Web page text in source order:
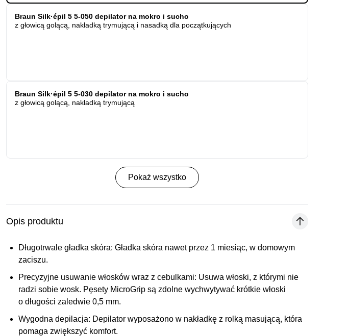
Braun Silk·épil 5 5-050 depilator na mokro i sucho
z głowicą golącą, nakładką trymującą i nasadką dla początkujących
Braun Silk·épil 5 5-030 depilator na mokro i sucho
z głowicą golącą, nakładką trymującą
Pokaż wszystko
Opis produktu
Długotrwale gładka skóra: Gładka skóra nawet przez 1 miesiąc, w domowym
zaciszu.
Precyzyjne usuwanie włosków wraz z cebulkami: Usuwa włoski, z którymi nie
radzi sobie wosk. Pęsety MicroGrip są zdolne wychwytywać krótkie włoski
o długości zaledwie 0,5 mm.
Wygodna depilacja: Depilator wyposażono w nakładkę z rolką masującą, która
pomaga zwiększyć komfort.